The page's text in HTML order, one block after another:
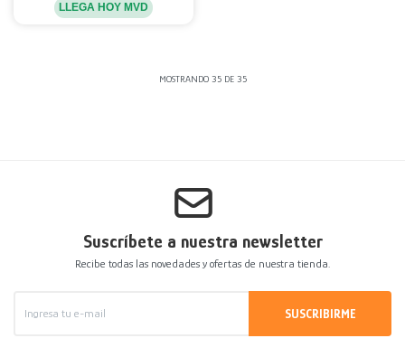
LLEGA HOY MVD
MOSTRANDO 35DE 35
Suscríbete a nuestra newsletter
Recibe todas las novedades y ofertas de nuestra tienda.
SUSCRIBIRME